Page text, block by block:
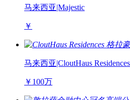
马来西亚|Majestic
￥
马来西亚|CloutHaus
￥100万